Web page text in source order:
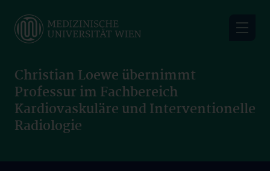
main
Christian Loewe übernimmt
Professur im Fachbereich
Kardiovaskuläre und Interventionelle
Radiologie